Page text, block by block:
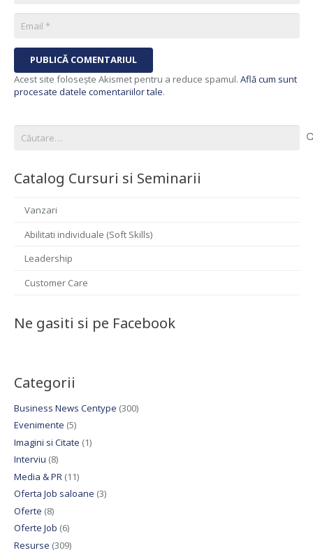
PUBLICĂ COMENTARIUL
Acest site folosește Akismet pentru a reduce spamul. Află cum sunt
procesate datele comentariilor tale.
după:
Catalog Cursuri si Seminarii
Vanzari
Abilitati individuale (Soft Skills)
Leadership
Customer Care
Ne gasiti si pe Facebook
Categorii
Business News Centype (300)
Evenimente (5)
Imagini si Citate (1)
Interviu (8)
Media & PR (11)
Oferta Job saloane (3)
Oferte (8)
Oferte Job (6)
Resurse (309)